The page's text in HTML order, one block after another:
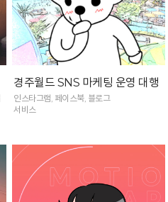
경주월드 SNS 마케팅 운영 대행
인스타그램, 페이스북, 블로그
서비스